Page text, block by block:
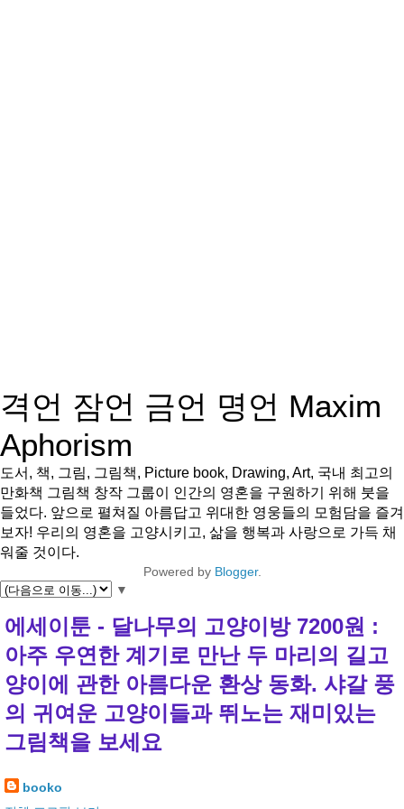
격언 잠언 금언 명언 Maxim
Aphorism
도서, 책, 그림, 그림책, Picture book, Drawing, Art, 국내 최고의
만화책 그림책 창작 그룹이 인간의 영혼을 구원하기 위해 붓을
들었다. 앞으로 펼쳐질 아름답고 위대한 영웅들의 모험담을 즐겨
보자! 우리의 영혼을 고양시키고, 삶을 행복과 사랑으로 가득 채
워줄 것이다.
Powered by Blogger.
▼
에세이툰 - 달나무의 고양이방 7200원 :
아주 우연한 계기로 만난 두 마리의 길고
양이에 관한 아름다운 환상 동화. 샤갈 풍
의 귀여운 고양이들과 뛰노는 재미있는
그림책을 보세요
booko